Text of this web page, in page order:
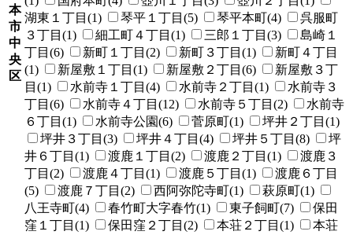
本
市
中
央
区
湖東１丁目(1)
琴平１丁目(5) 琴平本町(4)
呉服町
３丁目(1)
細工町４丁目(1) 三郎１丁目(3)
島崎１
丁目(6)
新町１丁目(2) 新町３丁目(1)
新町４丁目
(1)
新屋敷１丁目(1) 新屋敷２丁目(6)
新屋敷３丁
目(1)
水前寺１丁目(4) 水前寺２丁目(1)
水前寺３
丁目(6)
水前寺４丁目(12) 水前寺５丁目(2)
水前寺
６丁目(1)
水前寺公園(6) 菅原町(1)
坪井２丁目(1)
坪井３丁目(3)
坪井４丁目(4) 坪井５丁目(8)
坪
井６丁目(1)
渡鹿１丁目(2) 渡鹿２丁目(1)
渡鹿３
丁目(2)
渡鹿４丁目(1) 渡鹿５丁目(1)
渡鹿６丁目
(5)
渡鹿７丁目(2) 西阿弥陀寺町(1)
萩原町(1)
八王寺町(4)
春竹町大字春竹(1) 東子飼町(7)
保田
窪１丁目(1)
保田窪２丁目(2) 本荘２丁目(1)
本荘